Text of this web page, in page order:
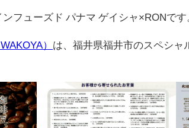
フューズド パナマ ゲイシャ×RONです
） は、福井県福井市のスペシャ